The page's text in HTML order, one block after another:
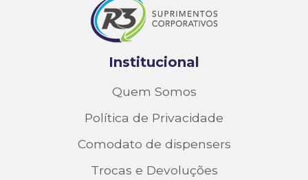
Institucional
Quem Somos
Política de Privacidade
Comodato de dispensers
Trocas e Devoluções